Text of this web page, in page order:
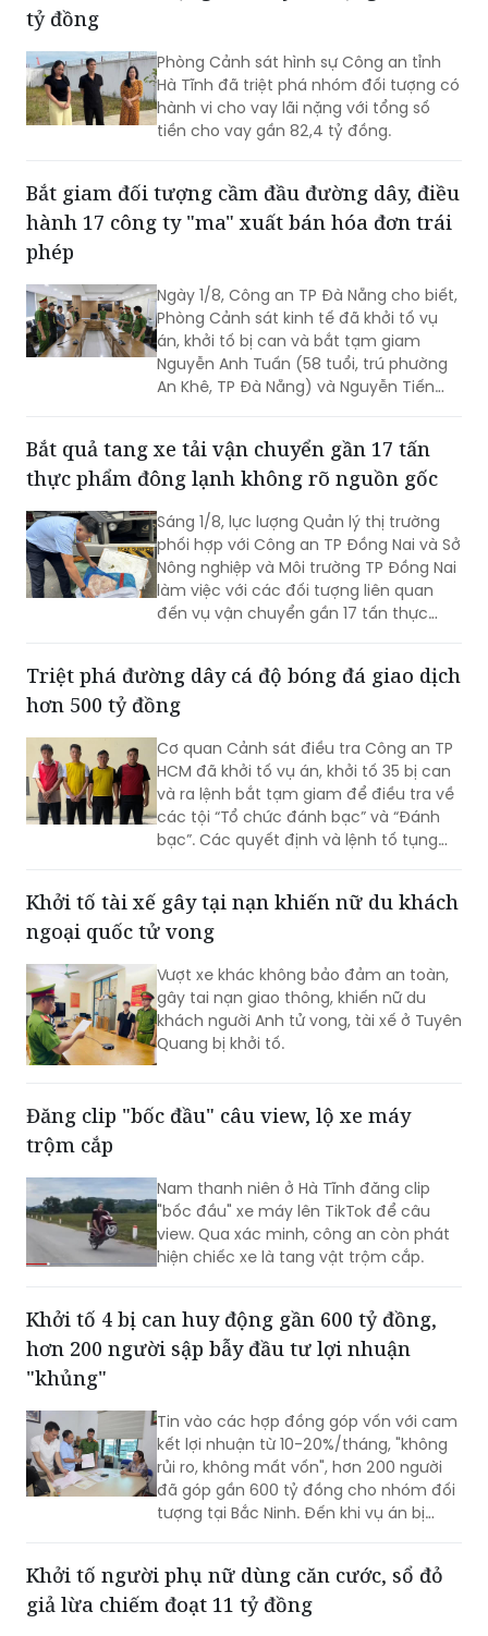
tỷ đồng
Phòng Cảnh sát hình sự Công an tỉnh
Hà Tĩnh đã triệt phá nhóm đối tượng có
hành vi cho vay lãi nặng với tổng số
tiền cho vay gần 82,4 tỷ đồng.
Bắt giam đối tượng cầm đầu đường dây, điều
hành 17 công ty "ma" xuất bán hóa đơn trái
phép
Ngày 1/8, Công an TP Đà Nẵng cho biết,
Phòng Cảnh sát kinh tế đã khởi tố vụ
án, khởi tố bị can và bắt tạm giam
Nguyễn Anh Tuấn (58 tuổi, trú phường
An Khê, TP Đà Nẵng) và Nguyễn Tiến
phép hóa đơn.
Bắt quả tang xe tải vận chuyển gần 17 tấn
thực phẩm đông lạnh không rõ nguồn gốc
Sáng 1/8, lực lượng Quản lý thị trường
phối hợp với Công an TP Đồng Nai và Sở
Nông nghiệp và Môi trường TP Đồng Nai
làm việc với các đối tượng liên quan
đến vụ vận chuyển gần 17 tấn thực
Triệt phá đường dây cá độ bóng đá giao dịch
hơn 500 tỷ đồng
Cơ quan Cảnh sát điều tra Công an TP
HCM đã khởi tố vụ án, khởi tố 35 bị can
và ra lệnh bắt tạm giam để điều tra về
các tội “Tổ chức đánh bạc” và “Đánh
bạc”. Các quyết định và lệnh tố tụng
Khởi tố tài xế gây tại nạn khiến nữ du khách
ngoại quốc tử vong
Vượt xe khác không bảo đảm an toàn,
gây tai nạn giao thông, khiến nữ du
khách người Anh tử vong, tài xế ở Tuyên
Quang bị khởi tố.
Đăng clip "bốc đầu" câu view, lộ xe máy
trộm cắp
Nam thanh niên ở Hà Tĩnh đăng clip
"bốc đầu" xe máy lên TikTok để câu
view. Qua xác minh, công an còn phát
hiện chiếc xe là tang vật trộm cắp.​
Khởi tố 4 bị can huy động gần 600 tỷ đồng,
hơn 200 người sập bẫy đầu tư lợi nhuận
"khủng"
Tin vào các hợp đồng góp vốn với cam
kết lợi nhuận từ 10-20%/tháng, "không
rủi ro, không mất vốn", hơn 200 người
đã góp gần 600 tỷ đồng cho nhóm đối
tượng tại Bắc Ninh. Đến khi vụ án bị
Khởi tố người phụ nữ dùng căn cước, sổ đỏ
giả lừa chiếm đoạt 11 tỷ đồng